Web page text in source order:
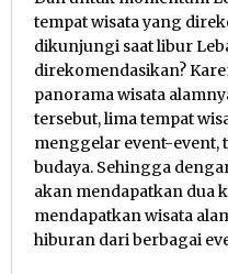
tempat wisata yang
dikunjungi saat libur
direkomendasikan?
panorama wisata
tersebut, lima tempat
menggelar event-event,
budaya. Sehingga
akan mendapatkan dua
mendapatkan wisata
hiburan dari berbagai